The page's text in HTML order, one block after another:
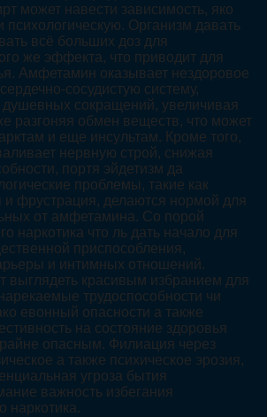
может навести зависимость, яко
психологическую. Организм давать
всё больших доз для
же эффекта, что приводит для
Амфетамин оказывает нездоровое
сосудистую систему,
сокращений, увеличивая
разгоняя обмен веществ, что может
и еще инсультам. Кроме того,
нервную строй, снижая
портя эйдетизм да
проблемы, такие как
и фрустрация, делаются нормой для
от амфетамина. Со порой
наркотика что ль дать начало для
приспособления,
и интимных отношений.
красивым избранием для
трудоспособности чи
евонный опасности а также
на состояние здоровья
опасным. Филиация через
а также психическое эрозия,
угроза бытия
важность избегания
наркотика.